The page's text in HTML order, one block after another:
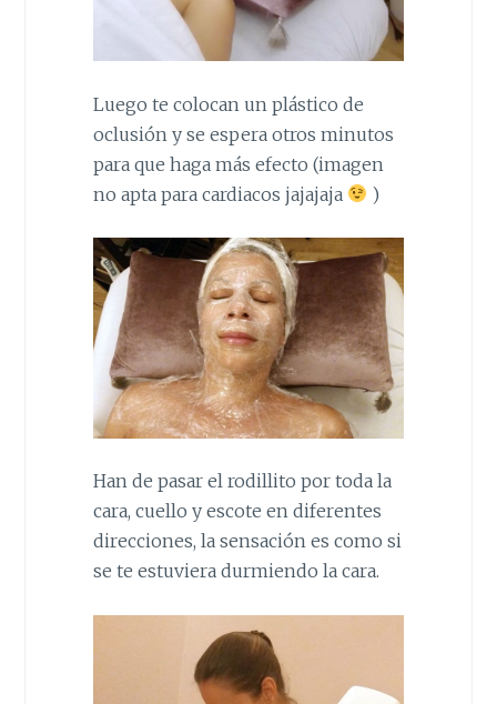
Luego te colocan un plástico de
oclusión y se espera otros minutos
para que haga más efecto (imagen
no apta para cardiacos jajajaja
)
Han de pasar el rodillito por toda la
cara, cuello y escote en diferentes
direcciones, la sensación es como si
se te estuviera durmiendo la cara.